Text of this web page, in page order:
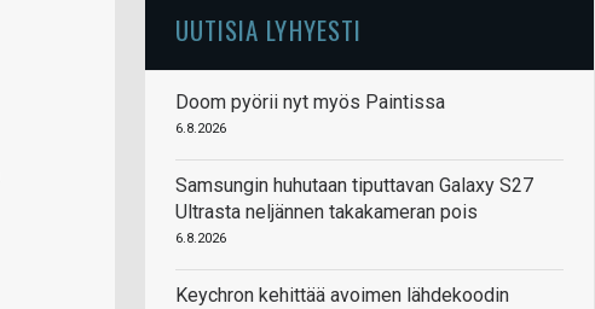
UUTISIA LYHYESTI
Doom pyörii nyt myös Paintissa
6.8.2026
Samsungin huhutaan tiputtavan Galaxy S27
Ultrasta neljännen takakameran pois
6.8.2026
Keychron kehittää avoimen lähdekoodin